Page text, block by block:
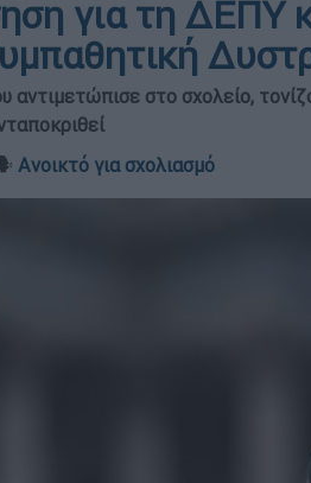
για τη ΔΕΠΥ
αντιμετώπισε στο σχολείο,
Ανοικτό για σχολιασμό